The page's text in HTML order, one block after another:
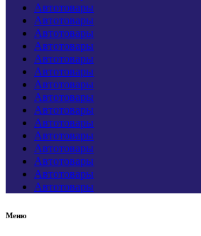
Автотовары
Автотовары
Автотовары
Автотовары
Автотовары
Автотовары
Автотовары
Автотовары
Автотовары
Автотовары
Автотовары
Автотовары
Автотовары
Автотовары
Автотовары
Меню